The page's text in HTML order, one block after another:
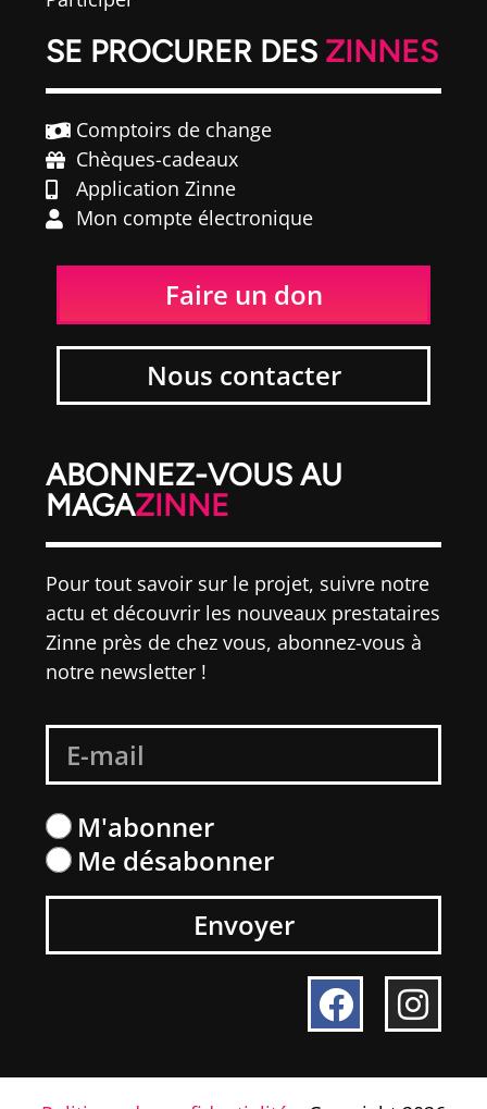
SE PROCURER DES ZINNES
Comptoirs de change
Chèques-cadeaux
Application Zinne
Mon compte électronique
Faire un don
Nous contacter
ABONNEZ-VOUS AU
MAGAZINNE
Pour tout savoir sur le projet, suivre notre
actu et découvrir les nouveaux prestataires
Zinne près de chez vous, abonnez-vous à
notre newsletter !
M'abonner
Me désabonner
Envoyer